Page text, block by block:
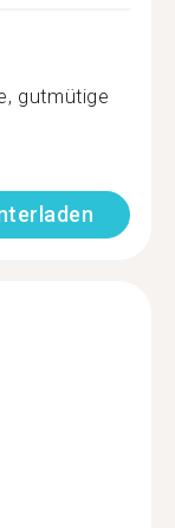
gutmütige